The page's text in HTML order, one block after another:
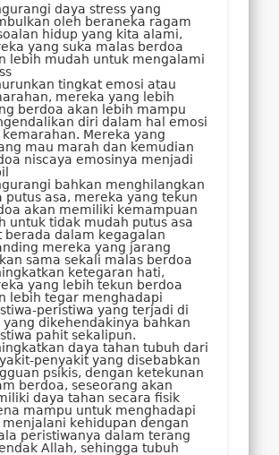
daya stress yang
oleh beraneka ragam
hidup yang kita alami,
yang suka malas berdoa
lebih mudah untuk mengalami
tingkat emosi atau
mereka yang lebih
berdoa akan lebih mampu
diri dalam hal emosi
kemarahan. Mereka yang
mau marah dan kemudian
niscaya emosinya menjadi
bahkan menghilangkan
putus asa, mereka yang tekun
akan memiliki kemampuan
untuk tidak mudah putus asa
berada dalam kegagalan
mereka yang jarang
sama sekali malas berdoa
ketegaran hati,
yang lebih tekun berdoa
lebih tegar menghadapi
peristiwa yang terjadi di
yang dikehendakinya bahkan
pahit sekalipun.
daya tahan tubuh dari
penyakit yang disebabkan
psikis, dengan ketekunan
berdoa, seseorang akan
daya tahan secara fisik
mampu untuk menghadapi
menjalani kehidupan dengan
peristiwanya dalam terang
Allah, sehingga tubuh